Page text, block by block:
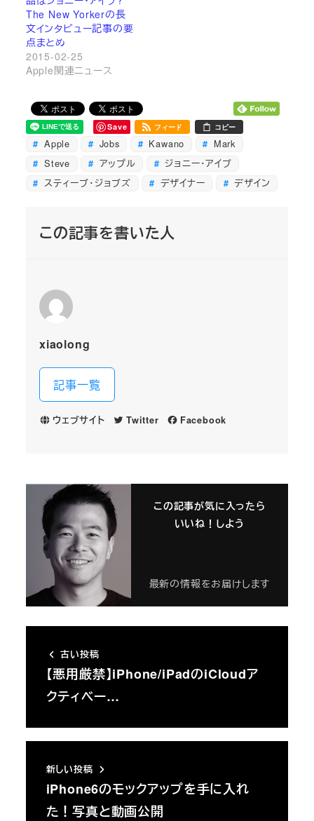
The New Yorkerの長
文インタビュー記事の要
点まとめ
2015-02-25
Apple関連ニュース
Save フィード コピー
Apple Jobs Kawano
Mark
Steve
アップル
ジョニー・アイブ
スティーブ・ジョブズ
デザイナー デザイン
この記事を書いた人
xiaolong
記事一覧
ウェブサイト Twitter Facebook
この記事が気に入ったら
いいね！しよう
最新の情報をお届けします
古い投稿
【悪用厳禁】iPhone/iPadのiCloudア
クティベー…
新しい投稿
iPhone6のモックアップを手に入れ
た！写真と動画公開